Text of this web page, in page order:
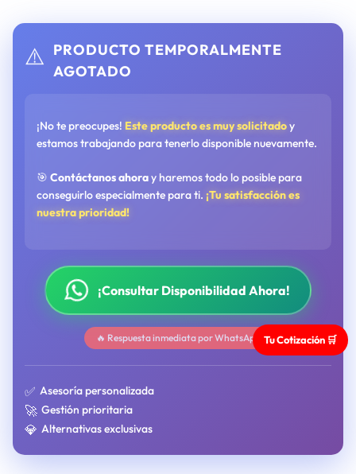
⚠️ PRODUCTO TEMPORALMENTE
AGOTADO
¡No te preocupes! Este producto es muy solicitadoy
estamos trabajando para tenerlo disponible nuevamente.
🎯 Contáctanos ahoray haremos todo lo posible para
conseguirlo especialmente para ti. ¡Tu satisfacción es
nuestra prioridad!
¡Consultar Disponibilidad Ahora!
🔥 Respuesta inmediata por WhatsApp
✅ Asesoría personalizada
🚀 Gestión prioritaria
💎 Alternativas exclusivas
Tu Cotización 🛒